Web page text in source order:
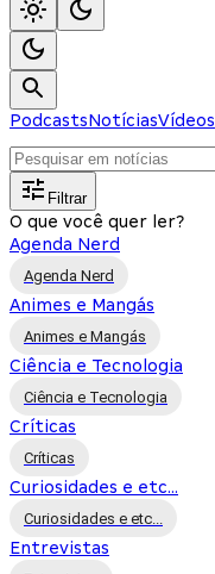
PodcastsNotíciasVídeos
Filtrar
O que você quer ler?
Agenda Nerd
Agenda Nerd
Animes e Mangás
Animes e Mangás
Ciência e Tecnologia
Ciência e Tecnologia
Críticas
Críticas
Curiosidades e etc...
Curiosidades e etc...
Entrevistas